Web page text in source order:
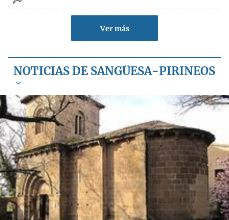
Ver más
NOTICIAS DE SANGÜESA-PIRINEOS